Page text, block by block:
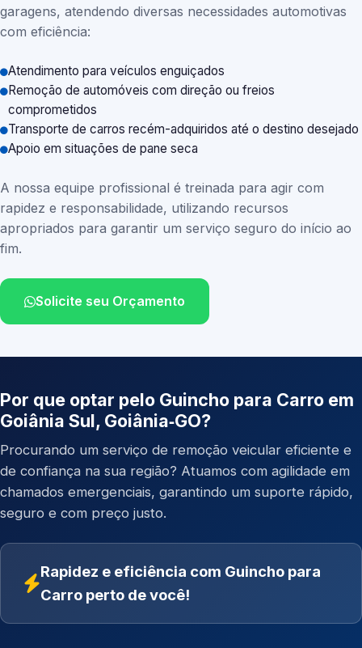
garagens, atendendo diversas necessidades automotivas
com eficiência:
Atendimento para veículos enguiçados
Remoção de automóveis com direção ou freios
comprometidos
Transporte de carros recém-adquiridos até o destino desejado
Apoio em situações de pane seca
A nossa equipe profissional é treinada para agir com
rapidez e responsabilidade, utilizando recursos
apropriados para garantir um serviço seguro do início ao
fim.
Solicite seu Orçamento
Por que optar pelo Guincho para Carro em
Goiânia Sul, Goiânia‑GO?
Procurando um serviço de remoção veicular eficiente e
de confiança na sua região? Atuamos com agilidade em
chamados emergenciais, garantindo um suporte rápido,
seguro e com preço justo.
Rapidez e eficiência com Guincho para
Carro perto de você!